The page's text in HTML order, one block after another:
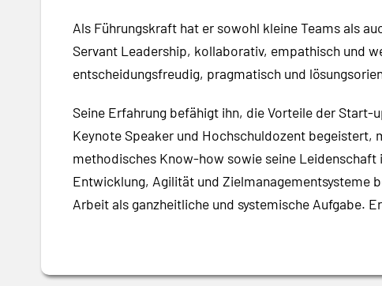
Als Führungskraft hat er sowohl kleine Teams als
Servant Leadership, kollaborativ, empathisch und
entscheidungsfreudig, pragmatisch und
Seine Erfahrung befähigt ihn, die Vorteile der
Keynote Speaker und Hochschuldozent
methodisches Know-how sowie seine
Entwicklung, Agilität und Zielmanagementsysteme
Arbeit als ganzheitliche und systemische Aufgabe.